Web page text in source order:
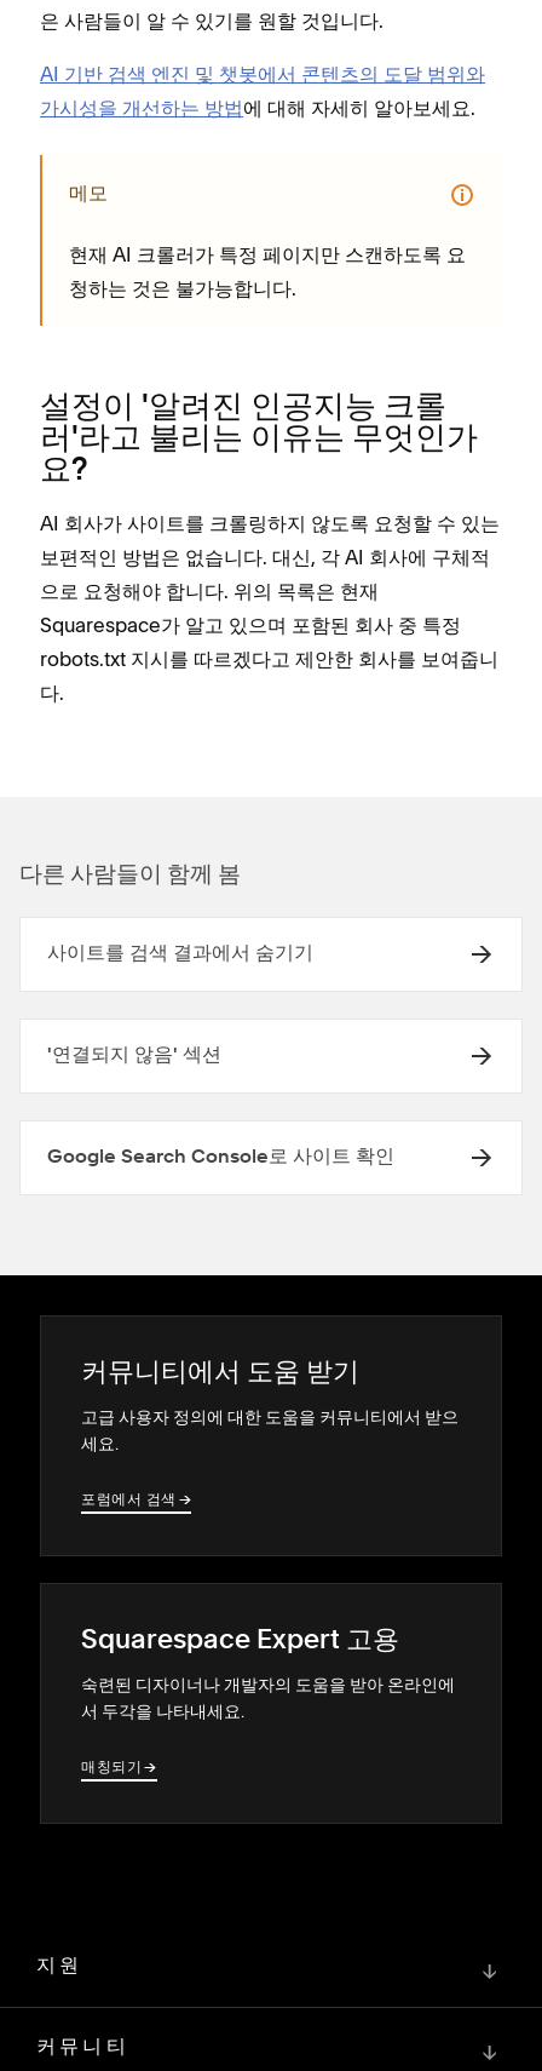
은 사람들이 알 수 있기를 원할 것입니다.
AI 기반 검색 엔진 및 챗봇에서 콘텐츠의 도달 범위와
가시성을 개선하는 방법에 대해 자세히 알아보세요.
메모
현재 AI 크롤러가 특정 페이지만 스캔하도록 요
청하는 것은 불가능합니다.
설정이 '알려진 인공지능 크롤
러'라고 불리는 이유는 무엇인가
요?
AI 회사가 사이트를 크롤링하지 않도록 요청할 수 있는
보편적인 방법은 없습니다. 대신, 각 AI 회사에 구체적
으로 요청해야 합니다. 위의 목록은 현재
Squarespace가 알고 있으며 포함된 회사 중 특정
robots.txt 지시를 따르겠다고 제안한 회사를 보여줍니
다.
다른 사람들이 함께 봄
사이트를 검색 결과에서 숨기기
'연결되지 않음' 섹션
Google Search Console로 사이트 확인
커뮤니티에서 도움 받기
고급 사용자 정의에 대한 도움을 커뮤니티에서 받으
세요.
포럼에서 검색 →
→
Squarespace Expert 고용
숙련된 디자이너나 개발자의 도움을 받아 온라인에
서 두각을 나타내세요.
매칭되기 →
→
지원 ↓
커뮤니티 ↓